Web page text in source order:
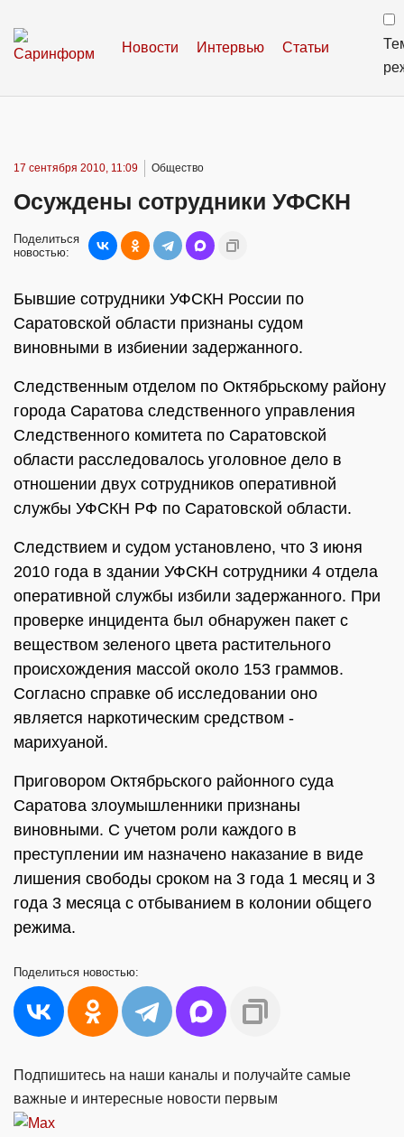
Новости Интервью Статьи
17 сентября 2010, 11:09 Общество
Осуждены сотрудники УФСКН
Поделиться
новостью:
Бывшие сотрудники УФСКН России по
Саратовской области признаны судом
виновными в избиении задержанного.
Следственным отделом по Октябрьскому району
города Саратова следственного управления
Следственного комитета по Саратовской
области расследовалось уголовное дело в
отношении двух сотрудников оперативной
службы УФСКН РФ по Саратовской области.
Следствием и судом установлено, что 3 июня
2010 года в здании УФСКН сотрудники 4 отдела
оперативной службы избили задержанного. При
проверке инцидента был обнаружен пакет с
веществом зеленого цвета растительного
происхождения массой около 153 граммов.
Согласно справке об исследовании оно
является наркотическим средством -
марихуаной.
Приговором Октябрьского районного суда
Саратова злоумышленники признаны
виновными. С учетом роли каждого в
преступлении им назначено наказание в виде
лишения свободы сроком на 3 года 1 месяц и 3
года 3 месяца с отбыванием в колонии общего
режима.
Поделиться новостью:
Подпишитесь на наши каналы и получайте самые
важные и интересные новости первым